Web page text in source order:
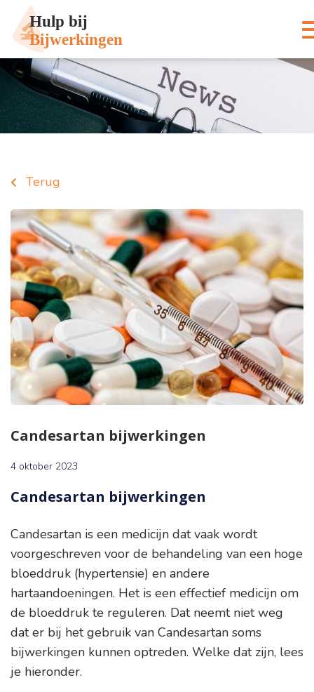
Terug
Candesartan bijwerkingen
4 oktober 2023
Candesartan bijwerkingen
Candesartan is een medicijn dat vaak wordt
voorgeschreven voor de behandeling van een hoge
bloeddruk (hypertensie) en andere
hartaandoeningen. Het is een effectief medicijn om
de bloeddruk te reguleren. Dat neemt niet weg
dat er bij het gebruik van Candesartan soms
bijwerkingen kunnen optreden. Welke dat zijn, lees
je hieronder.